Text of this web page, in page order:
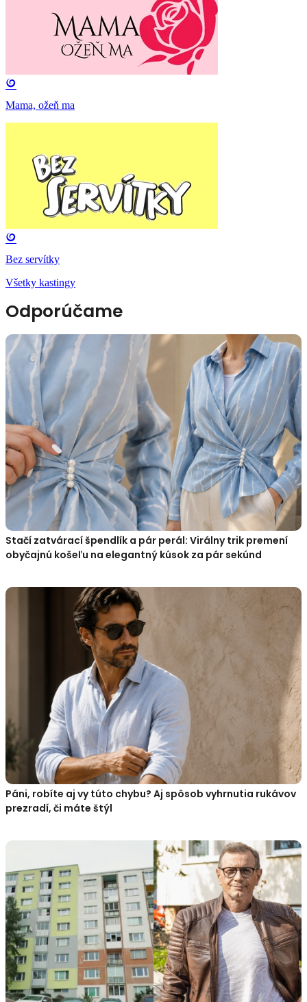
Mama, ožeň ma
Bez servítky
Všetky kastingy
Odporúčame
Stačí zatvárací špendlík a pár perál: Virálny trik premení
obyčajnú košeľu na elegantný kúsok za pár sekúnd
Páni, robíte aj vy túto chybu? Aj spôsob vyhrnutia rukávov
prezradí, či máte štýl